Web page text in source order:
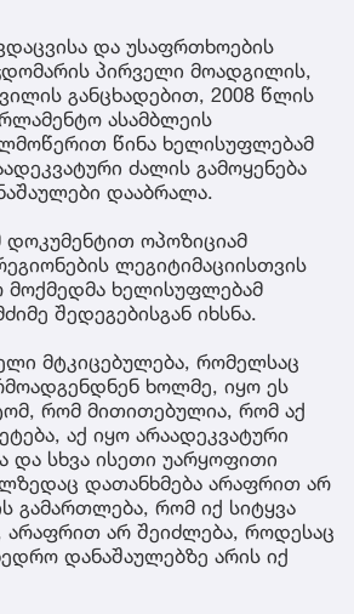
და უსაფრთხოების
პირველი მოადგილის,
განცხადებით, 2008 წლის
ასამბლეის
წინა ხელისუფლებამ
ძალის გამოყენება
დააბრალა.
დოკუმენტით ოპოზიციამ
ლეგიტიმაციისთვის
მოქმედმა ხელისუფლებამ
შედეგებისგან იხსნა.
მტკიცებულება, რომელსაც
ხოლმე, იყო ეს
რომ მითითებულია, რომ აქ
აქ იყო არაადეკვატური
და სხვა ისეთი უარყოფითი
დათანხმება არაფრით არ
გამართლება, რომ იქ სიტყვა
არაფრით არ შეიძლება, როდესაც
დანაშაულებზე არის იქ